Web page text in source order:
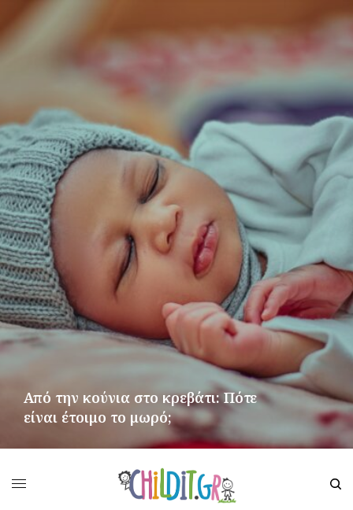
Από την κούνια στο κρεβάτι: Πότε
είναι έτοιμο το μωρό;